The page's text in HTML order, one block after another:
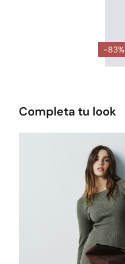
-83%
Completa tu look